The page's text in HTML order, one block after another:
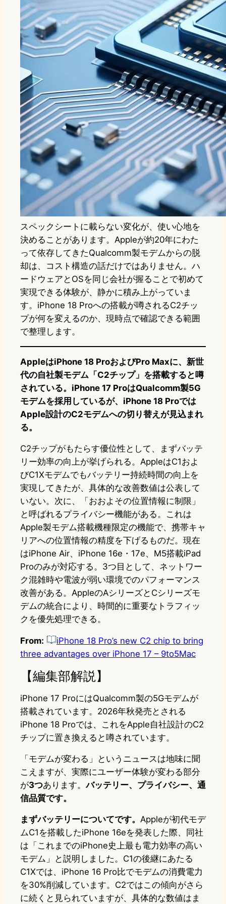
スペックシートに載らない変化が、使い心地を
決めることがあります。Appleが約20年にわた
って依存してきたQualcomm製モデムからの脱
却は、コスト構造の話だけではありません。ハ
ードウェアとOSを同じ会社が握ることで初めて
実現できる体験が、静かに積み上がっていま
す。iPhone 18 Proへの搭載が噂されるC2チッ
プが何を変えるのか、現時点で確認できる範囲
で整理します。
AppleはiPhone 18 ProおよびPro Maxに、新世
代の自社製モデム「C2チップ」を搭載すると噂
されている。iPhone 17 ProはQualcomm製5G
モデムを採用しているが、iPhone 18 Proでは
Apple設計のC2モデムへの切り替えが見込まれ
る。
C2チップがもたらす優位性として、まずバッテ
リー効率の向上が挙げられる。AppleはC1およ
びC1Xモデムでもバッテリー持続時間の向上を
実現してきたが、具体的な改善数値は公表して
いない。次に、「おおよその位置情報に制限」
と呼ばれるプライバシー機能がある。これは
Apple製モデム搭載機種限定の機能で、携帯キャ
リアへの位置情報の精度を下げるものだ。現在
はiPhone Air、iPhone 16e・17e、M5搭載iPad
Proのみが対応する。3つ目として、ネットワー
ク混雑時や電波が弱い環境でのパフォーマンス
改善がある。AppleのAシリーズとCシリーズモ
デムの統合により、時間的に重要なトラフィッ
クを優先処理できる。
From:
iPhone 18 Pro’s new C2 chip to bring
three advantages over iPhone 17 – 9to5Mac
【編集部解説】
iPhone 17 ProにはQualcomm製の5Gモデムが
搭載されています。2026年秋発売とされる
iPhone 18 Proでは、これをApple自社設計のC2
チップに置き換えると噂されています。
「モデムが変わる」というニュースは地味に聞
こえますが、実際にユーザー体験が変わる部分
が3つあります。バッテリー、プライバシー、通
信品質です。
まずバッテリーについてです。 Appleが初代モデ
ムC1を搭載したiPhone 16eを発表した際、同社
は「これまでのiPhone史上最も電力効率の高い
モデム」と説明しました。C1の後継にあたる
C1Xでは、iPhone 16 Pro比でモデムの消費電力
を30%削減しています。C2ではこの傾向がさら
に続くと見られていますが、具体的な数値はま